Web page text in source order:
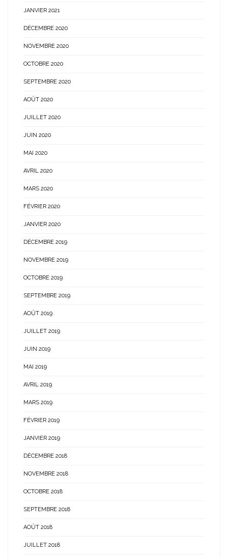
JANVIER 2021
DÉCEMBRE 2020
NOVEMBRE 2020
OCTOBRE 2020
SEPTEMBRE 2020
AOÛT 2020
JUILLET 2020
JUIN 2020
MAI 2020
AVRIL 2020
MARS 2020
FÉVRIER 2020
JANVIER 2020
DÉCEMBRE 2019
NOVEMBRE 2019
OCTOBRE 2019
SEPTEMBRE 2019
AOÛT 2019
JUILLET 2019
JUIN 2019
MAI 2019
AVRIL 2019
MARS 2019
FÉVRIER 2019
JANVIER 2019
DÉCEMBRE 2018
NOVEMBRE 2018
OCTOBRE 2018
SEPTEMBRE 2018
AOÛT 2018
JUILLET 2018